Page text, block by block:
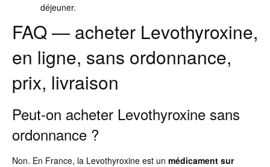
déjeuner.
FAQ — acheter Levothyroxine,
en ligne, sans ordonnance,
prix, livraison
Peut-on acheter Levothyroxine sans
ordonnance ?
Non. En France, la Levothyroxine est un médicament sur